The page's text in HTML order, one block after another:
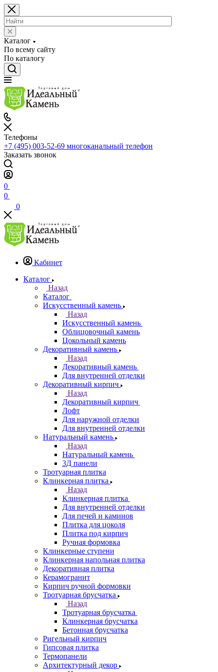
Каталог
По всему сайту
По каталогу
Телефоны
+7 (495) 003-52-69 многоканальный телефон
Заказать звонок
0
0
0
Кабинет
Каталог
Назад
Каталог
Искусственный камень
Назад
Искусственный камень
Облицовочный камень
Цокольный камень
Декоративный камень
Назад
Декоративный камень
Для внутренней отделки
Декоративный кирпич
Назад
Декоративный кирпич
Лофт
Для наружной отделки
Для внутренней отделки
Натуральный камень
Назад
Натуральный камень
3Д панели
Тротуарная плитка
Клинкерная плитка
Назад
Клинкерная плитка
Для внутренней отделки
Для печей и каминов
Плитка для цоколя
Плитка под кирпич
Ручная формовка
Клинкерные ступени
Клинкерная напольная плитка
Декоративная плитка
Керамогранит
Кирпич ручной формовки
Тротуарная брусчатка
Назад
Тротуарная брусчатка
Клинкерная брусчатка
Бетонная брусчатка
Ригельный кирпич
Гипсовая плитка
Термопанели
Архитектурный декор